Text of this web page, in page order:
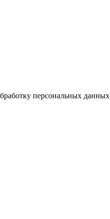
персональных данных